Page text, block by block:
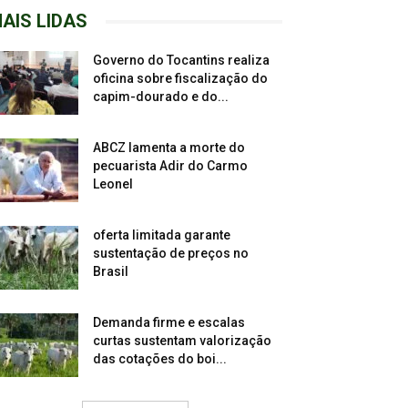
LIDAS
Governo do Tocantins realiza
oficina sobre fiscalização do
capim-dourado e do...
ABCZ lamenta a morte do
pecuarista Adir do Carmo
Leonel
oferta limitada garante
sustentação de preços no
Brasil
Demanda firme e escalas
curtas sustentam valorização
das cotações do boi...